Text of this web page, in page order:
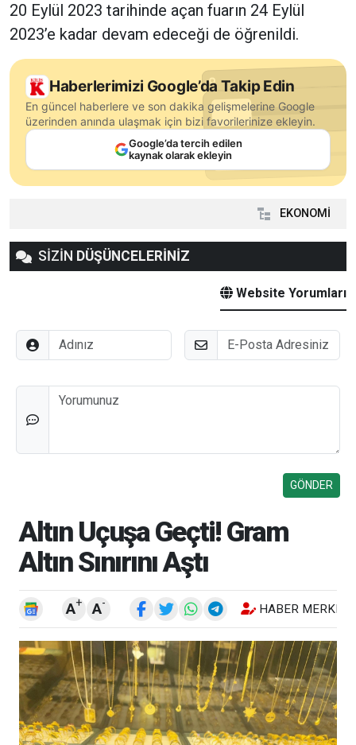
20 Eylül 2023 tarihinde açan fuarın 24 Eylül
2023’e kadar devam edeceği de öğrenildi.
Haberlerimizi Google’da Takip Edin
En güncel haberlere ve son dakika gelişmelerine Google
üzerinden anında ulaşmak için bizi favorilerinize ekleyin.
Google’da tercih edilen
kaynak olarak ekleyin
EKONOMİ
SİZİN DÜŞÜNCELERİNİZ
Website Yorumları
Adınız E-Posta
Düşünceleriniz
Altın Uçuşa Geçti! Gram
Altın Sınırını Aştı
A+ A- HABER MERKEZI